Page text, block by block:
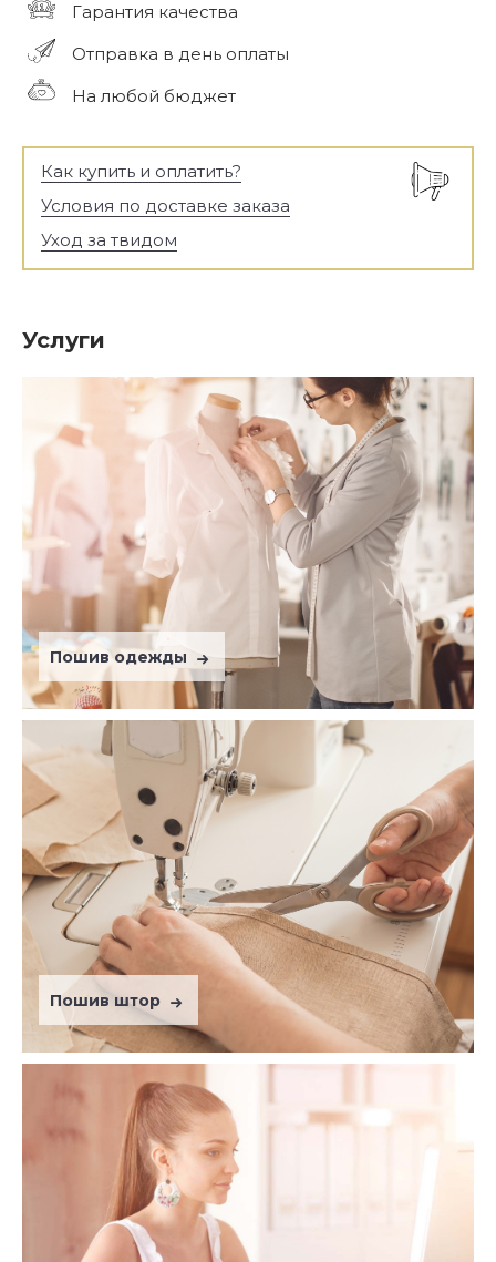
Гарантия качества
Отправка в день оплаты
На любой бюджет
Как купить и оплатить?
Условия по доставке заказа
Уход за твидом
Услуги
Пошив одежды
Пошив штор